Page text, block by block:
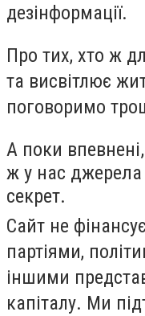
дезінформації.
Про тих, хто ж
та висвітлює
поговоримо
А поки
ж у нас
секрет.
Сайт не
партіями,
іншими
капіталу. Ми